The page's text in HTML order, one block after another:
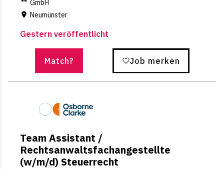
GmbH
Neumünster
Gestern veröffentlicht
Match? Job merken
Team Assistant /
Rechtsanwaltsfachangestellte
(w/m/d) Steuerrecht